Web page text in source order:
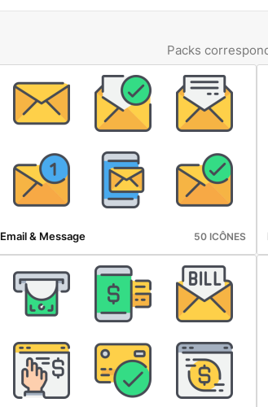
Packs
Email & Message 50 ICÔNES